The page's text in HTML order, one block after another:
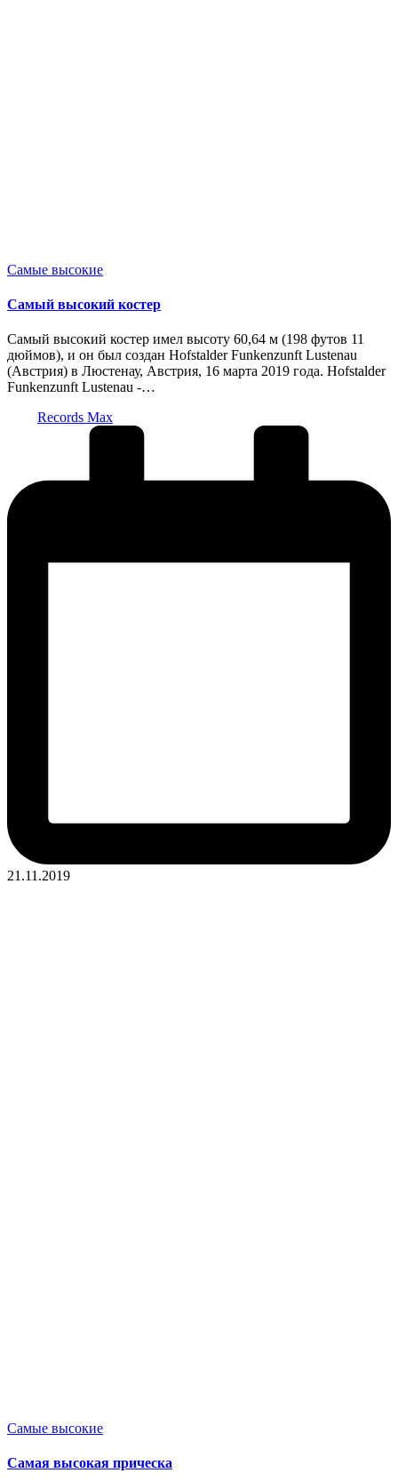
Опубликовано
Самые высокие
Самый высокий костер
Самый высокий костер имел высоту 60,64 м (198 футов 11
дюймов), и он был создан Hofstalder Funkenzunft Lustenau
(Австрия) в Люстенау, Австрия, 16 марта 2019 года. Hofstalder
Funkenzunft Lustenau -…
Records Max
21.11.2019
Опубликовано
Самые высокие
Самая высокая прическа